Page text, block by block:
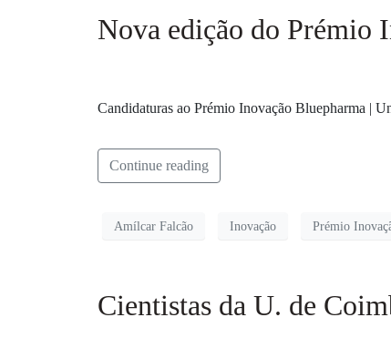
Nova edição do Prémio
Candidaturas ao Prémio Inovação Bluepharma |
Continue reading
Amílcar Falcão Inovação Prémio
Cientistas da U. de